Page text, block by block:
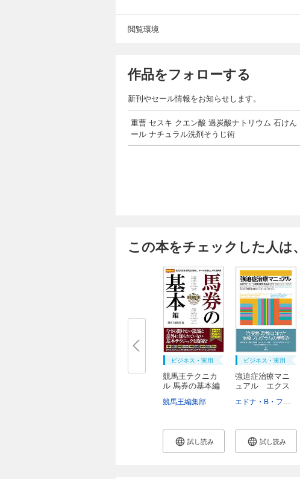
閲覧環境
作品をフォローする
新刊やセール情報をお知らせします。
重曹 セスキ クエン酸 過炭酸ナトリウム 石けん
ール ナチュラル洗剤そうじ術
この本をチェックした人
ビジネス・実用
競馬王テクニカ
ル 馬券の基本編
競馬王編集部
試し読み
ビジネス・実用
強迫症治療マニ
ュアル エクス
試し読み